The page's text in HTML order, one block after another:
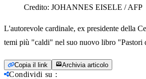
Credito: JOHANNES EISELE / AFP
L'autorevole cardinale, ex presidente della
temi più "caldi" nel suo nuovo libro "Pastori
Copia il link Archivia articolo
Condividi su :